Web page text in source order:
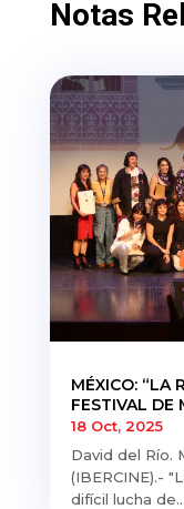
Notas
MÉXICO: “LA
FESTIVAL DE
18 Oct, 2025
David del Río.
(IBERCINE).-
difícil lucha de...